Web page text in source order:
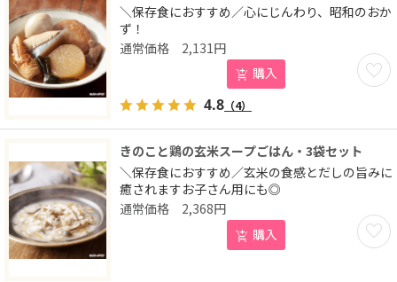
＼保存食におすすめ／心にじんわり、昭和のおか
ず！
お気
2,131 円
購入
4.8 （4）
きのこと鶏の玄米スープごはん・3袋セット
＼保存食におすすめ／玄米の食感とだしの旨みに
癒されますお子さん用にも◎
お気
2,368円
購入